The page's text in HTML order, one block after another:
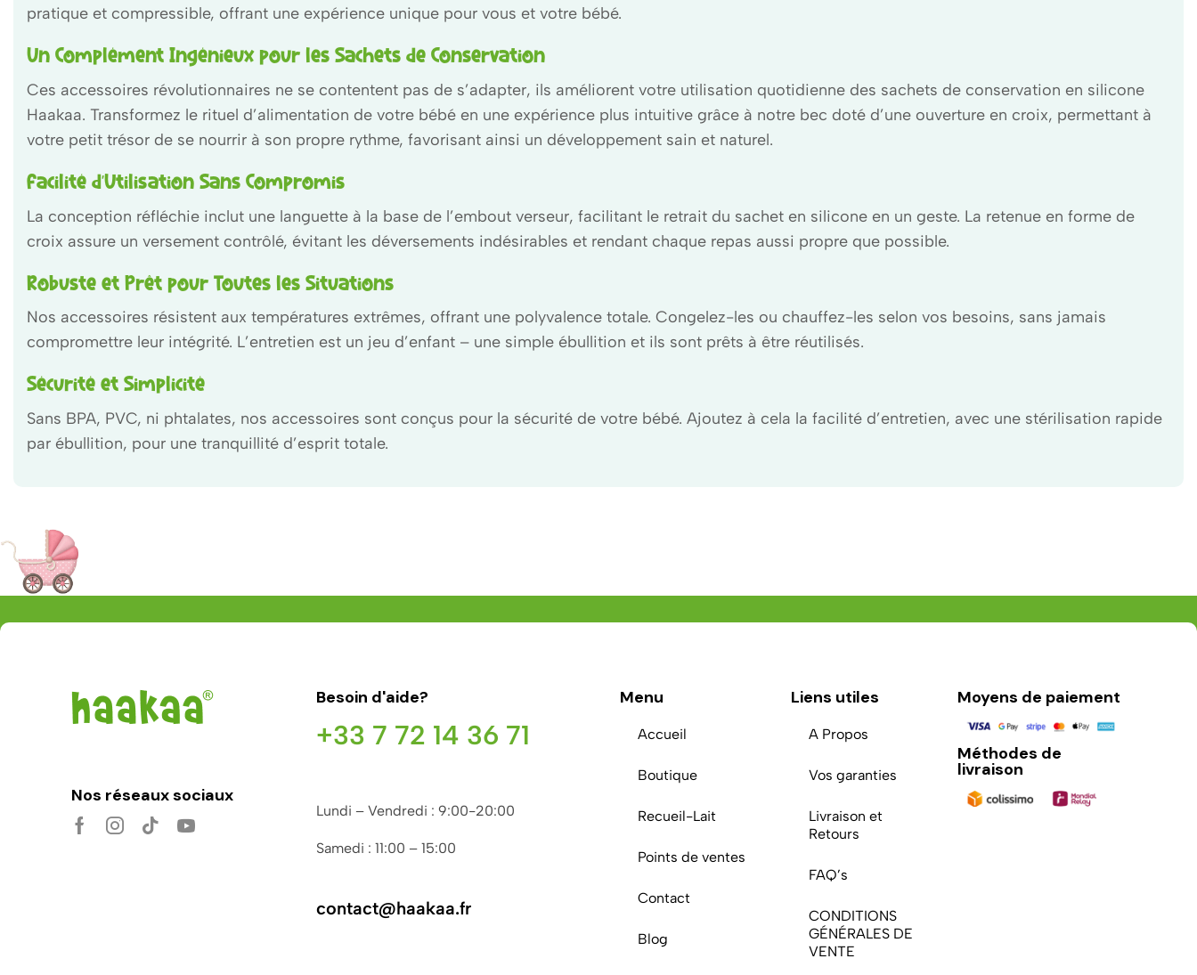
pratique et compressible, offrant une expérience unique pour vous et votre bébé.
Un Complément Ingénieux pour les Sachets de Conservation
Ces accessoires révolutionnaires ne se contentent pas de s’adapter, ils améliorent votre utilisation quotidienne des sachets de conservation en silicone
Haakaa. Transformez le rituel d’alimentation de votre bébé en une expérience plus intuitive grâce à notre bec doté d’une ouverture en croix, permettant à
votre petit trésor de se nourrir à son propre rythme, favorisant ainsi un développement sain et naturel.
Facilité d’Utilisation Sans Compromis
La conception réfléchie inclut une languette à la base de l’embout verseur, facilitant le retrait du sachet en silicone en un geste. La retenue en forme de
croix assure un versement contrôlé, évitant les déversements indésirables et rendant chaque repas aussi propre que possible.
Robuste et Prêt pour Toutes les Situations
Nos accessoires résistent aux températures extrêmes, offrant une polyvalence totale. Congelez-les ou chauffez-les selon vos besoins, sans jamais
compromettre leur intégrité. L’entretien est un jeu d’enfant – une simple ébullition et ils sont prêts à être réutilisés.
Sécurité et Simplicité
Sans BPA, PVC, ni phtalates, nos accessoires sont conçus pour la sécurité de votre bébé. Ajoutez à cela la facilité d’entretien, avec une stérilisation rapide
par ébullition, pour une tranquillité d’esprit totale.
Nos réseaux sociaux
Besoin d'aide?
+33 7 72 14 36 71
Lundi – Vendredi : 9:00-20:00
Samedi : 11:00 – 15:00
contact@haakaa.fr
Menu
Accueil
Boutique
Recueil-Lait
Points de ventes
Contact
Blog
Liens utiles
A Propos
Vos garanties
Livraison et
Retours
FAQ’s
CONDITIONS
GÉNÉRALES DE
VENTE
Moyens de paiement
Méthodes de
livraison